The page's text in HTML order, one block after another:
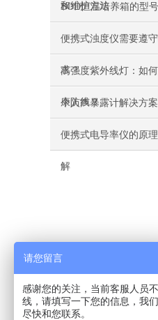
和维护方法
BOD恒温培养箱的型
便携式浊度仪需要遵
求？
高强度紫外线灯：如
康防线？
个人声暴露计解决方案
便携式电导率仪的原
解
请您留言
感谢您的关注，当前客服人员
线，请填写一下您的信息，我
尽快和您联系。